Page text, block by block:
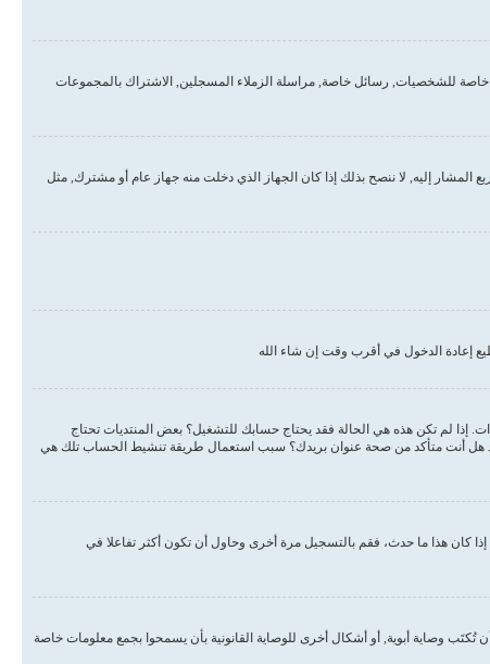
للشخصيات, رسائل خاصة, مراسلة الزملاء المسجلين, الاشتراك بالمجموعات
إليه, لا ننصح بذلك إذا كان الجهاز الذي دخلت منه جهاز عام أو مشترك, مثل
إعادة الدخول في أقرب وقت إن شاء الله
إذا لم تكن هذه هي الحالة فقد يحتاج حسابك للتشغيل؟ بعض المنتديات تحتاج
هل أنت متأكد من صحة عنوان بريدك؟ سبب استعمال طريقة تنشيط الحساب تلك هي
كان هذا ما حدث، فقم بالتسجيل مرة أخرى وحاول أن تكون أكثر تفاعلا في
COPPA, أو قانون حماية خصوصية الأطفال على الويب هو قانون في الولايات المتحدة الأمريكية صدر في عام 1998 يطلب من المواقع التي تجمع معلومات من القاصرين تحت سن 13 أن تُكتَب وصاية أبوية, أو أشكال أخرى للوصاية القانونية بأن يسمحوا بجمع معلومات خاصة